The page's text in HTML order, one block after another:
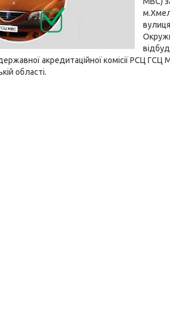
акредитаційної комісії РСЦ ГСЦ
області.